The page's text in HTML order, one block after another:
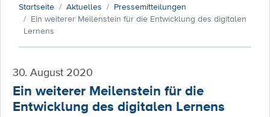
Startseite Aktuelles
Pressemitteilungen
Ein weiterer Meilenstein für die Entwicklung des digitalen
Lernens
30. August 2020
Ein weiterer Meilenstein für die
Entwicklung des digitalen Lernens